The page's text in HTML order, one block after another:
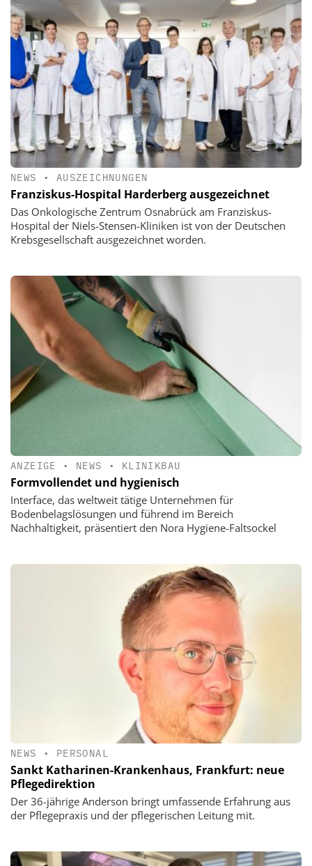
NEWS • AUSZEICHNUNGEN
Franziskus-Hospital Harderberg ausgezeichnet
Das Onkologische Zentrum Osnabrück am Franziskus-
Hospital der Niels-Stensen-Kliniken ist von der Deutschen
Krebsgesellschaft ausgezeichnet worden.
ANZEIGE • NEWS • KLINIKBAU
Formvollendet und hygienisch
Interface, das weltweit tätige Unternehmen für
Bodenbelagslösungen und führend im Bereich
Nachhaltigkeit, präsentiert den Nora Hygiene-Faltsockel
NEWS • PERSONAL
Sankt Katharinen-Krankenhaus, Frankfurt: neue
Pflegedirektion
Der 36-jährige Anderson bringt umfassende Erfahrung aus
der Pflegepraxis und der pflegerischen Leitung mit.